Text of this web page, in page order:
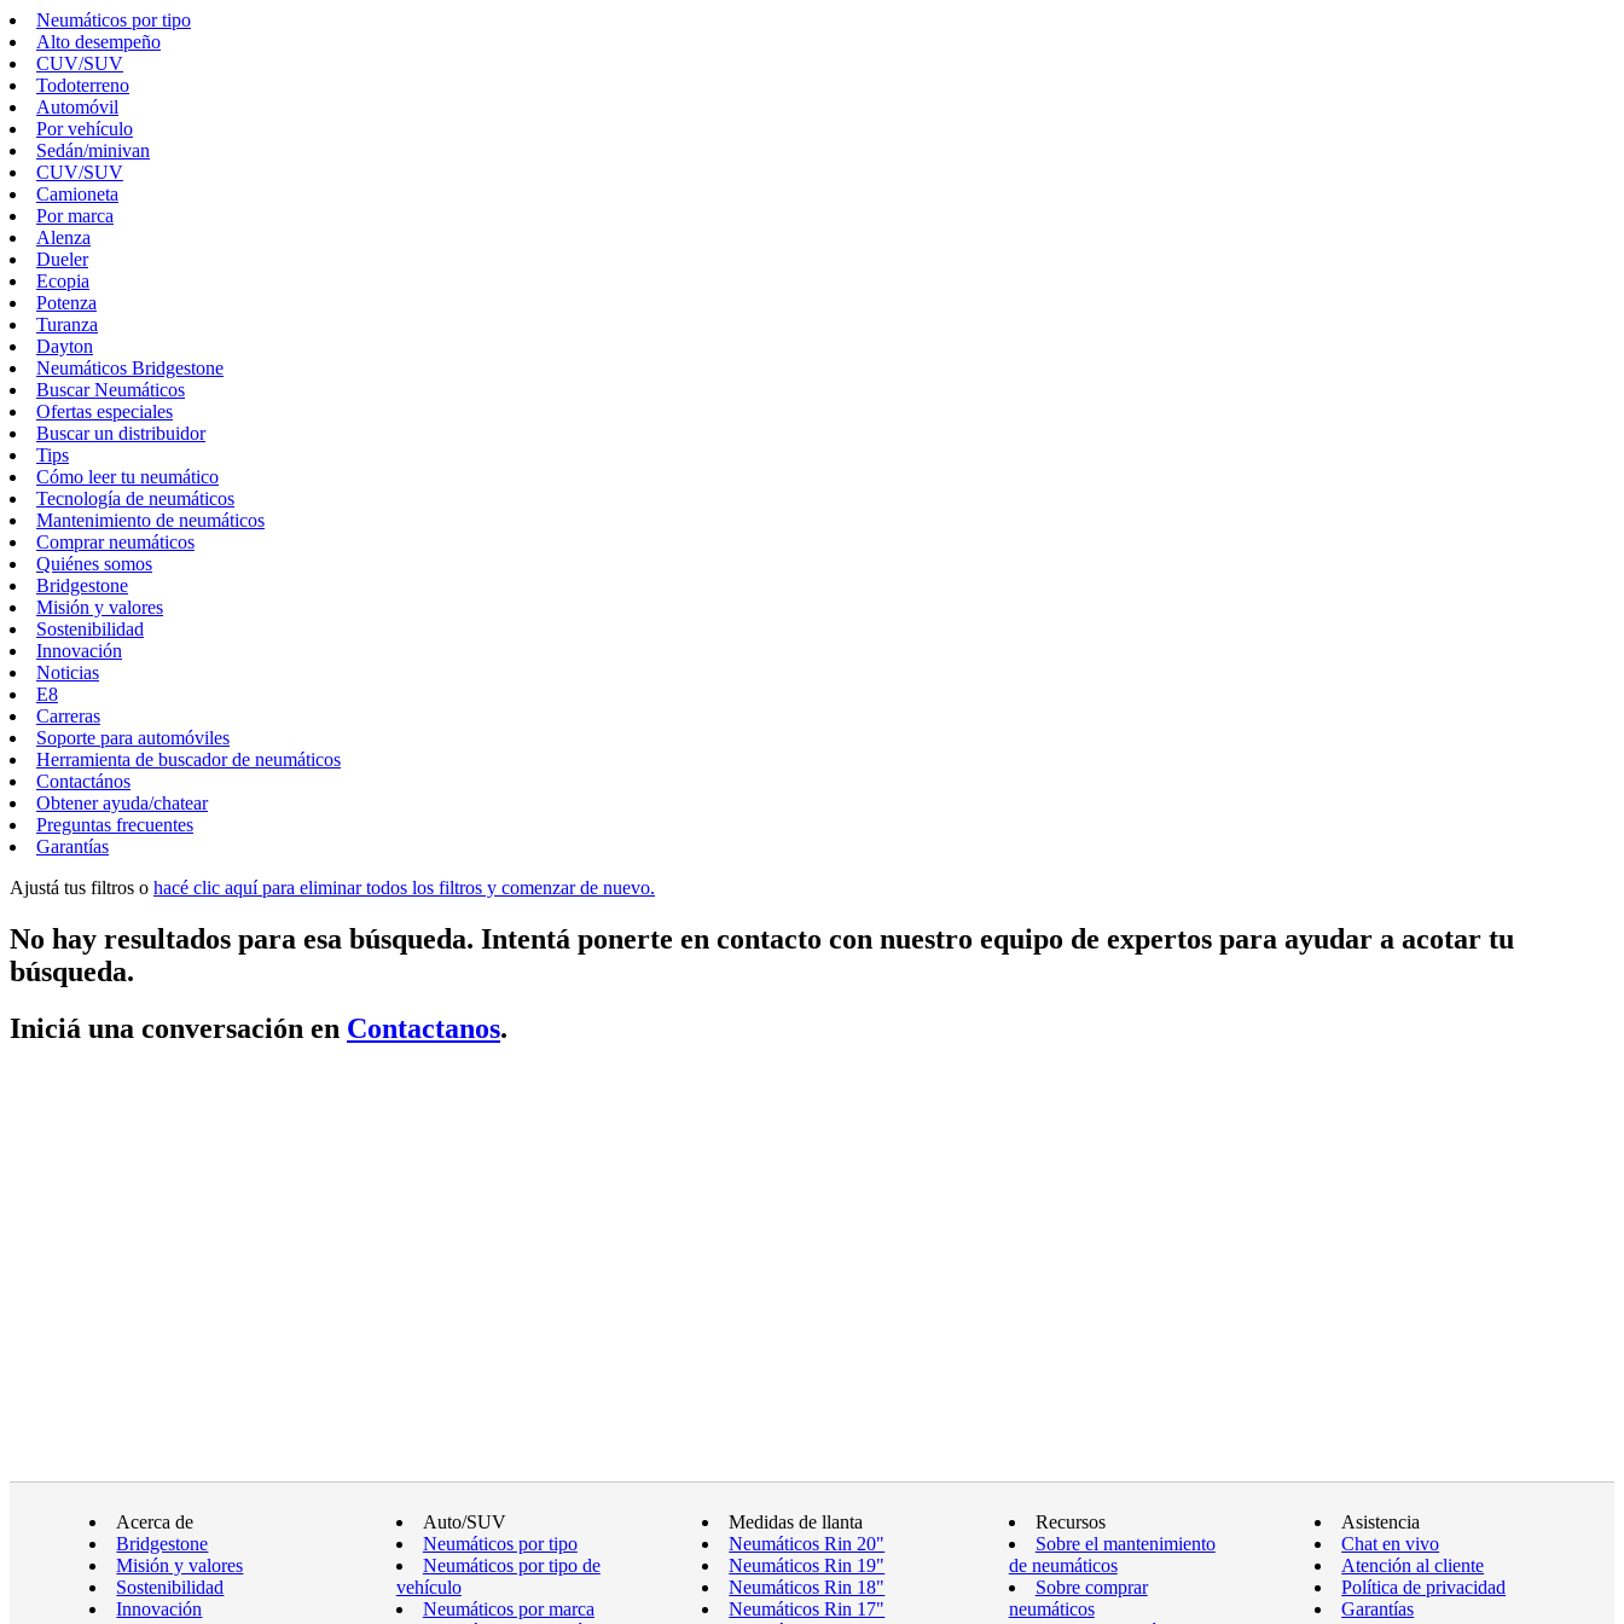
Neumáticos por tipo
Alto desempeño
CUV/SUV
Todoterreno
Automóvil
Por vehículo
Sedán/minivan
CUV/SUV
Camioneta
Por marca
Alenza
Dueler
Ecopia
Potenza
Turanza
Dayton
Neumáticos Bridgestone
Buscar Neumáticos
Ofertas especiales
Buscar un distribuidor
Tips
Cómo leer tu neumático
Tecnología de neumáticos
Mantenimiento de neumáticos
Comprar neumáticos
Quiénes somos
Bridgestone
Misión y valores
Sostenibilidad
Innovación
Noticias
E8
Carreras
Soporte para automóviles
Herramienta de buscador de neumáticos
Contactános
Obtener ayuda/chatear
Preguntas frecuentes
Garantías
Ajustá tus filtros o hacé clic aquí para eliminar todos los filtros y comenzar de nuevo.
No hay resultados para esa búsqueda. Intentá ponerte en contacto con nuestro equipo de expertos para ayudar a acotar tu
búsqueda.
Iniciá una conversación en Contactanos.
Acerca de
Bridgestone
Misión y valores
Sostenibilidad
Innovación
Auto/SUV
Neumáticos por tipo
Neumáticos por tipo de
vehículo
Neumáticos por marca
Medidas de llanta
Neumáticos Rin 20"
Neumáticos Rin 19"
Neumáticos Rin 18"
Neumáticos Rin 17"
Recursos
Sobre el mantenimiento
de neumáticos
Sobre comprar
neumáticos
Asistencia
Chat en vivo
Atención al cliente
Política de privacidad
Garantías